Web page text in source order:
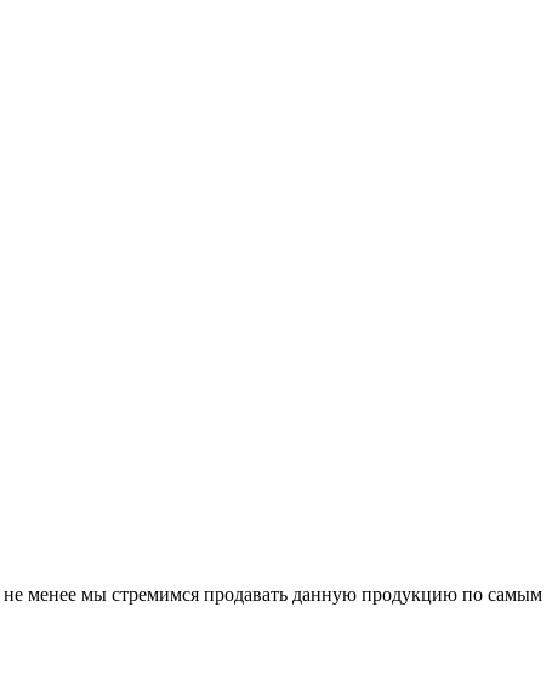
не менее мы стремимся продавать данную продукцию по самым